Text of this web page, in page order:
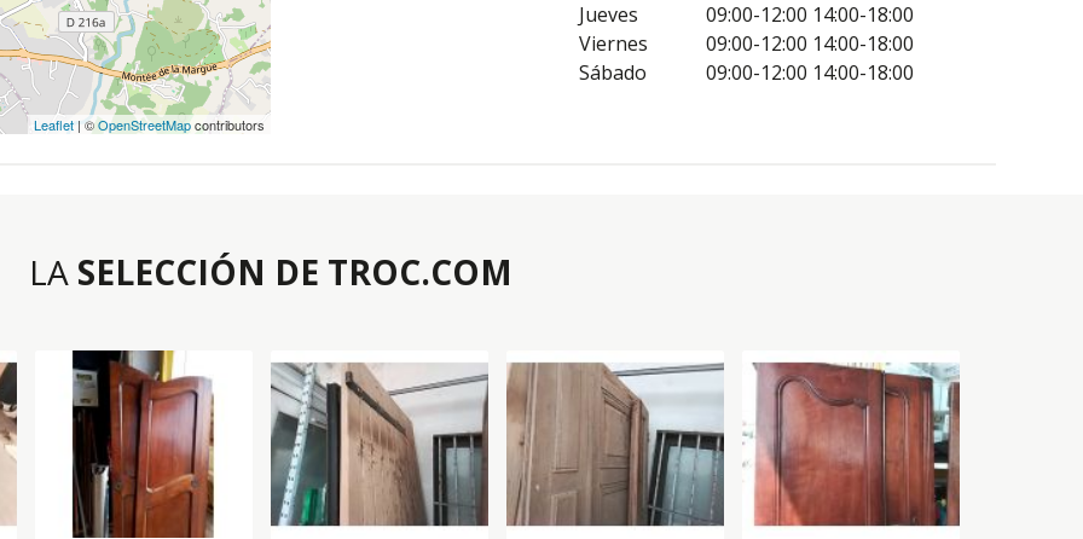
Leaflet | ©OpenStreetMapcontributors
Jueves
09:00-12:00 14:00-18:00
Viernes
09:00-12:00 14:00-18:00
Sábado
09:00-12:00 14:00-18:00
LA SELECCIÓN DE TROC.COM